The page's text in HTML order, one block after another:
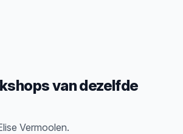
van dezelfde
Vermoolen.